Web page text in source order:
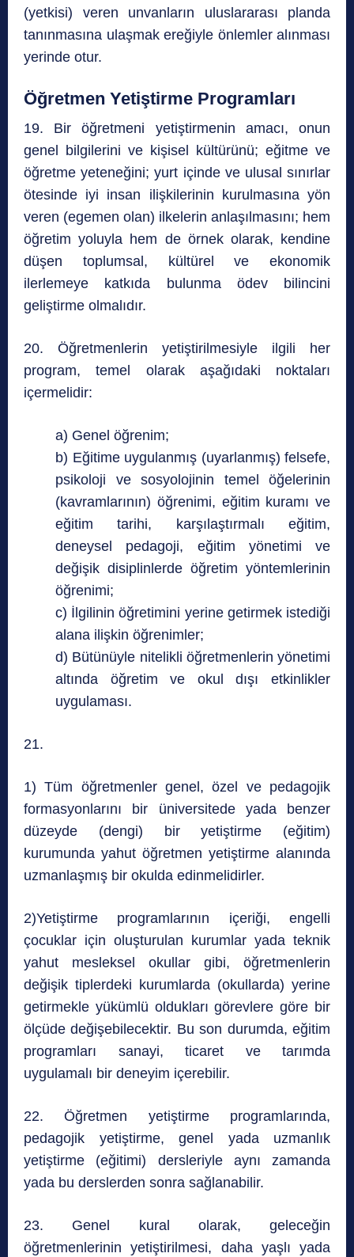
(yetkisi) veren unvanların uluslararası planda
tanınmasına ulaşmak ereğiyle önlemler alınması
yerinde otur.
Öğretmen Yetiştirme Programları
19. Bir öğretmeni yetiştirmenin amacı, onun
genel bilgilerini ve kişisel kültürünü; eğitme ve
öğretme yeteneğini; yurt içinde ve ulusal sınırlar
ötesinde iyi insan ilişkilerinin kurulmasına yön
veren (egemen olan) ilkelerin anlaşılmasını; hem
öğretim yoluyla hem de örnek olarak, kendine
düşen toplumsal, kültürel ve ekonomik
ilerlemeye katkıda bulunma ödev bilincini
geliştirme olmalıdır.
20. Öğretmenlerin yetiştirilmesiyle ilgili her
program, temel olarak aşağıdaki noktaları
içermelidir:
a) Genel öğrenim;
b) Eğitime uygulanmış (uyarlanmış) felsefe,
psikoloji ve sosyolojinin temel öğelerinin
(kavramlarının) öğrenimi, eğitim kuramı ve
eğitim tarihi, karşılaştırmalı eğitim,
deneysel pedagoji, eğitim yönetimi ve
değişik disiplinlerde öğretim yöntemlerinin
öğrenimi;
c) İlgilinin öğretimini yerine getirmek istediği
alana ilişkin öğrenimler;
d) Bütünüyle nitelikli öğretmenlerin yönetimi
altında öğretim ve okul dışı etkinlikler
uygulaması.
21.
1) Tüm öğretmenler genel, özel ve pedagojik
formasyonlarını bir üniversitede yada benzer
düzeyde (dengi) bir yetiştirme (eğitim)
kurumunda yahut öğretmen yetiştirme alanında
uzmanlaşmış bir okulda edinmelidirler.
2)Yetiştirme programlarının içeriği, engelli
çocuklar için oluşturulan kurumlar yada teknik
yahut mesleksel okullar gibi, öğretmenlerin
değişik tiplerdeki kurumlarda (okullarda) yerine
getirmekle yükümlü oldukları görevlere göre bir
ölçüde değişebilecektir. Bu son durumda, eğitim
programları sanayi, ticaret ve tarımda
uygulamalı bir deneyim içerebilir.
22. Öğretmen yetiştirme programlarında,
pedagojik yetiştirme, genel yada uzmanlık
yetiştirme (eğitimi) dersleriyle aynı zamanda
yada bu derslerden sonra sağlanabilir.
23. Genel kural olarak, geleceğin
öğretmenlerinin yetiştirilmesi, daha yaşlı yada